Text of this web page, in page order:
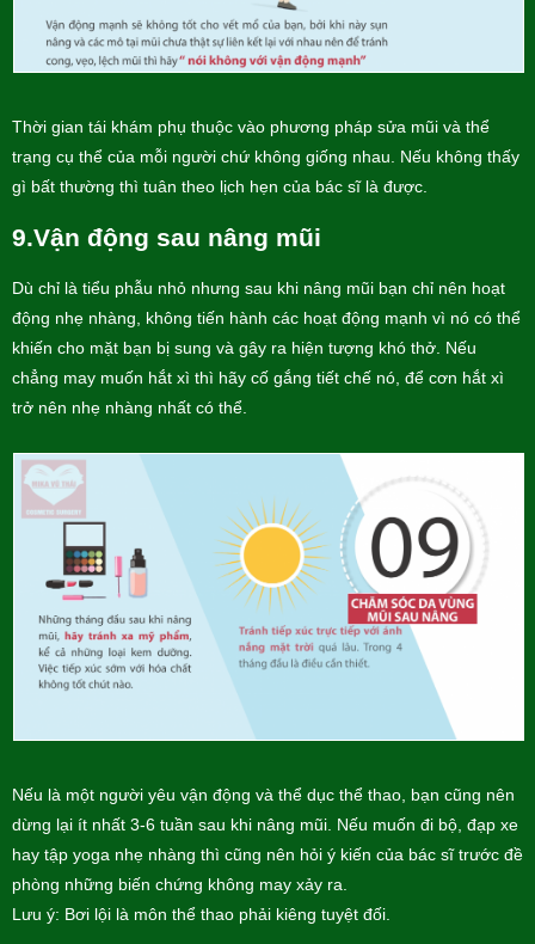
Thời gian tái khám phụ thuộc vào phương pháp sửa mũi và thể
trạng cụ thể của mỗi người chứ không giống nhau. Nếu không thấy
gì bất thường thì tuân theo lịch hẹn của bác sĩ là được.
9.Vận động sau nâng mũi
Dù chỉ là tiểu phẫu nhỏ nhưng sau khi nâng mũi bạn chỉ nên hoạt
động nhẹ nhàng, không tiến hành các hoạt động mạnh vì nó có thể
khiến cho mặt bạn bị sung và gây ra hiện tượng khó thở. Nếu
chẳng may muốn hắt xì thì hãy cố gắng tiết chế nó, để cơn hắt xì
trở nên nhẹ nhàng nhất có thể.
Nếu là một người yêu vận động và thể dục thể thao, bạn cũng nên
dừng lại ít nhất 3-6 tuần sau khi nâng mũi. Nếu muốn đi bộ, đạp xe
hay tập yoga nhẹ nhàng thì cũng nên hỏi ý kiến của bác sĩ trước đề
phòng những biến chứng không may xảy ra.
Lưu ý: Bơi lội là môn thể thao phải kiêng tuyệt đối.